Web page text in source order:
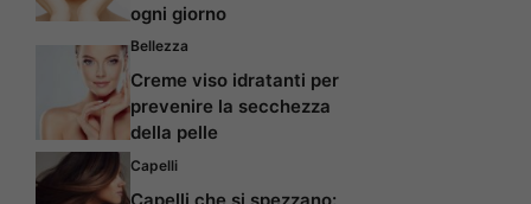
ogni giorno
Bellezza
Creme viso idratanti per
prevenire la secchezza
della pelle
Capelli